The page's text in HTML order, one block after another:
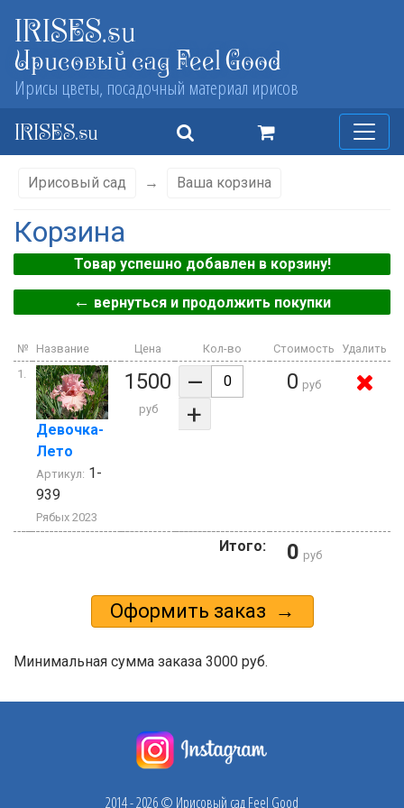
IRISES.su
Ирисовый сад Feel Good
Ирисы цветы, посадочный материал ирисов
IRISES.su
Ирисовый сад → Ваша корзина
Корзина
Товар успешно добавлен в корзину!
← вернуться и продолжить покупки
№ Название Цена Кол-во Стоимость
Удалить
1.
Девочка-
Лето
Артикул: 1-
939
Рябых 2023
1500
руб
–
+
0 руб
Итого: 0 руб
Минимальная сумма заказа 3000 руб.
2014 - 2026 © Ирисовый сад Feel Good